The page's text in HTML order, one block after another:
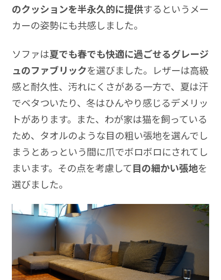
のクッションを半永久的に提供するというメー
カーの姿勢にも共感しました。
ソファは夏でも春でも快適に過ごせるグレージ
ュのファブリックを選びました。レザーは高級
感と耐久性、汚れにくさがある一方で、夏は汗
でベタついたり、冬はひんやり感じるデメリッ
トがあります。また、わが家は猫を飼っている
ため、タオルのような目の粗い張地を選んでし
まうとあっという間に爪でボロボロにされてし
まいます。その点を考慮して目の細かい張地を
選びました。